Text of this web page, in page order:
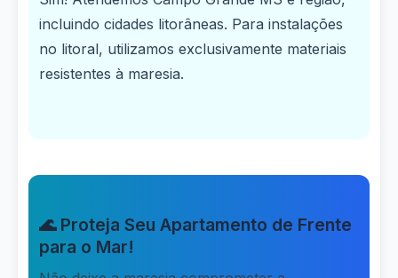
incluindo cidades litorâneas. Para instalações
no litoral, utilizamos exclusivamente materiais
resistentes à maresia.
🌊 Proteja Seu Apartamento de Frente
para o Mar!